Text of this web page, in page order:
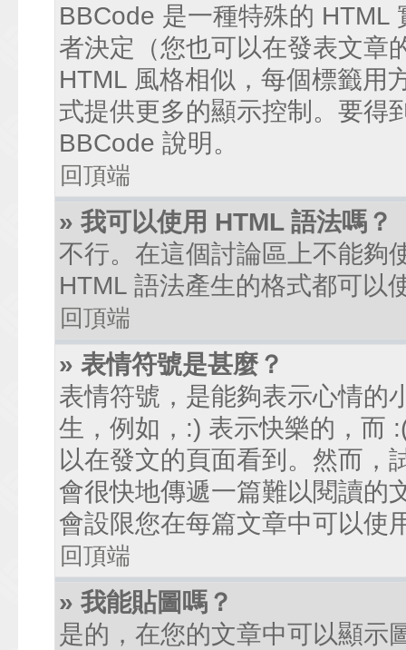
BBCode 是一種特殊的 HTML
者決定（您也可以在發表文章
HTML 風格相似，每個標籤用
式提供更多的顯示控制。要得
BBCode 說明。
回頂端
» 我可以使用 HTML 語法嗎？
不行。在這個討論區上不能夠
HTML 語法產生的格式都可以
回頂端
» 表情符號是甚麼？
表情符號，是能夠表示心情的
生，例如，:) 表示快樂的，而
以在發文的頁面看到。然而，
會很快地傳遞一篇難以閱讀的
會設限您在每篇文章中可以使
回頂端
» 我能貼圖嗎？
是的，在您的文章中可以顯示